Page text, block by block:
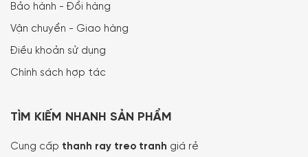
Bảo hành - Đổi hàng
Vận chuyển - Giao hàng
Điều khoản sử dụng
Chính sách hợp tác
TÌM KIẾM NHANH SẢN PHẨM
Cung cấp thanh ray treo tranh giá rẻ